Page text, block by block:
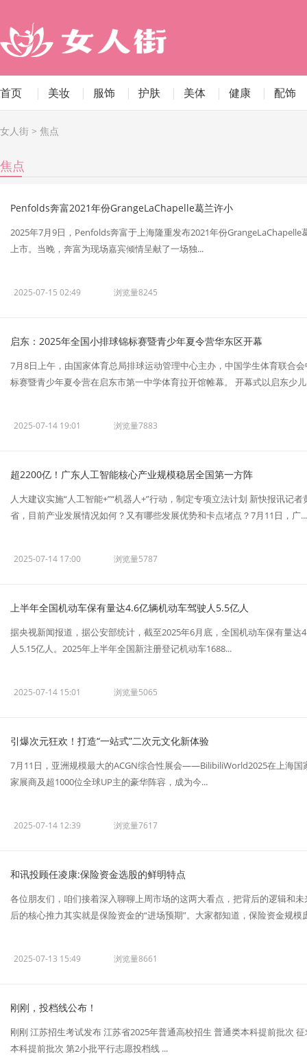
首页 | 美妆 | 服饰 | 护肤 | 美体 | 健康 | 配饰
女人街 > 焦点
焦点
Penfolds奔富2021年份GrangeLaChapelle葛兰许小
2025年7月9日，Penfolds奔富于上海隆重发布2021年份
上市。当晚，奔富为现场嘉宾倾情呈献了一场独...
2025-07-15 02:49 浏览量8245
启东：2025年全国小排球锦标赛暨青少年夏令营华东区开幕
7月8日上午，由国家体育总局排球运动管理中心主办，中国学生体育联合
标赛暨青少年夏令营在启东市第一中学体育拉开馆帷幕。 开幕式以启东少
2025-07-14 19:01 浏览量7883
超2200亿！广东人工智能核心产业规模稳居全国第一方阵
人大建议实施“人工智能+”“机器人+”行动，制定专项立法计划 新快报讯记
省，目前产业发展情况如何？又有哪些发展优势和卡点堵点？7月11日，广...
2025-07-14 17:00 浏览量5787
上半年全国机动车保有量达4.6亿辆机动车驾驶人5.5亿人
据央视新闻报道，据公安部统计，截至2025年6月底，全国机动车保有量
人5.15亿人。2025年上半年全国新注册登记机动车1688...
2025-07-14 15:01 浏览量5065
引爆次元狂欢！打造“一站式”二次元文化新体验
7月11日，亚洲规模最大的ACGN综合性展会——BilibiliWorld2025在上海
家展商及超1000位全球UP主的豪华阵容，成为今...
2025-07-14 12:39 浏览量7617
和讯投顾任凌康:保险资金选股的鲜明特点
各位朋友们，咱们接着深入聊聊上周市场的这两大看点，把背后的逻辑和
后的核心推力其实就是保险资金的“进场预期”。大家都知道，保险资金规模
2025-07-13 15:49 浏览量8661
刚刚，投档线公布！
刚刚 江苏招生考试发布 江苏省2025年普通高校招生 普通类本科提前批次
本科提前批次 第2小批平行志愿投档线 ...